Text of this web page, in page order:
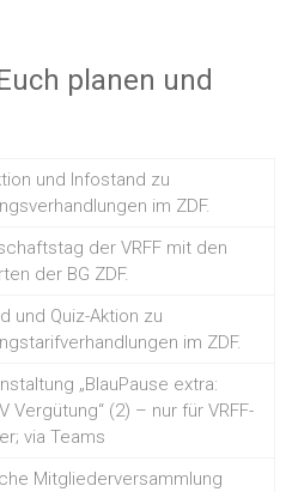
planen und
und Infostand zu
im ZDF.
der VRFF mit den
der BG ZDF.
und Quiz-Aktion zu
im ZDF.
„BlauPause extra:
Vergütung“ (2) – nur für VRFF-
via Teams
Mitgliederversammlung